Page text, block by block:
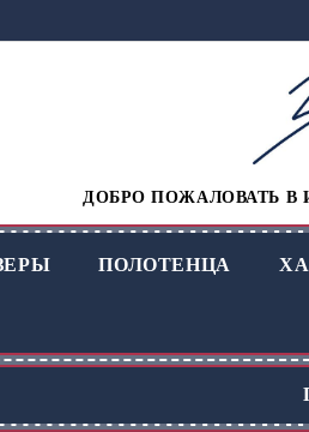
ДОБРО ПОЖАЛОВАТЬ В
ПОЛОТЕНЦА